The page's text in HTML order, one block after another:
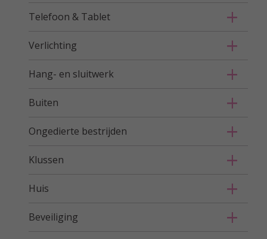
Telefoon & Tablet
Verlichting
Hang- en sluitwerk
Buiten
Ongedierte bestrijden
Klussen
Huis
Beveiliging